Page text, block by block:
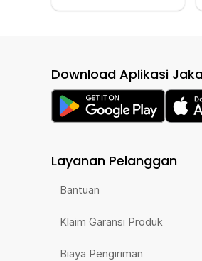
Download Aplikasi
Layanan Pelanggan
Bantuan
Klaim Garansi Produk
Biaya Pengiriman